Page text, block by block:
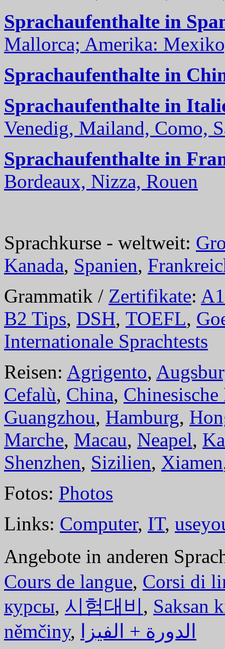
Sprachaufenthalte in
Mallorca; Amerika:
Sprachaufenthalte in
Sprachaufenthalte in
Venedig, Mailand, Como,
Sprachaufenthalte in
Bordeaux, Nizza, Rouen
Sprachkurse - weltweit:
Kanada, Spanien,
Grammatik / Zertifikate: A1
B2 Tips, DSH, TOEFL,
Internationale Sprachtests
Reisen: Agrigento,
Cefalù, China, Chinesische
Guangzhou, Hamburg,
Marche, Macau, Neapel,
Shenzhen, Sizilien, Xiamen
Fotos: Photos
Links: Computer, IT,
Angebote in anderen
Cours de langue, Corsi di
курсы, 시험대비, Saksan
němčiny, الدورة + الفيزا